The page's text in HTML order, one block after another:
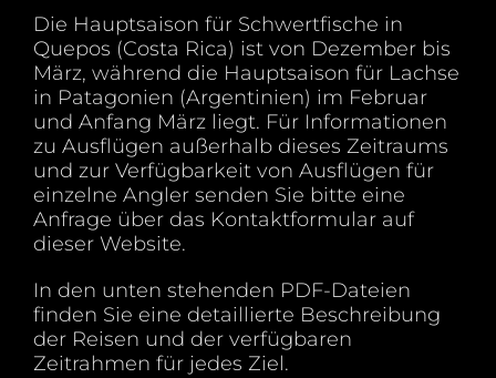
Die Hauptsaison für Schwertfische in
Quepos (Costa Rica) ist von Dezember bis
März, während die Hauptsaison für Lachse
in Patagonien (Argentinien) im Februar
und Anfang März liegt. Für Informationen
zu Ausflügen außerhalb dieses Zeitraums
und zur Verfügbarkeit von Ausflügen für
einzelne Angler senden Sie bitte eine
Anfrage über das Kontaktformular auf
dieser Website.
In den unten stehenden PDF-Dateien
finden Sie eine detaillierte Beschreibung
der Reisen und der verfügbaren
Zeitrahmen für jedes Ziel.